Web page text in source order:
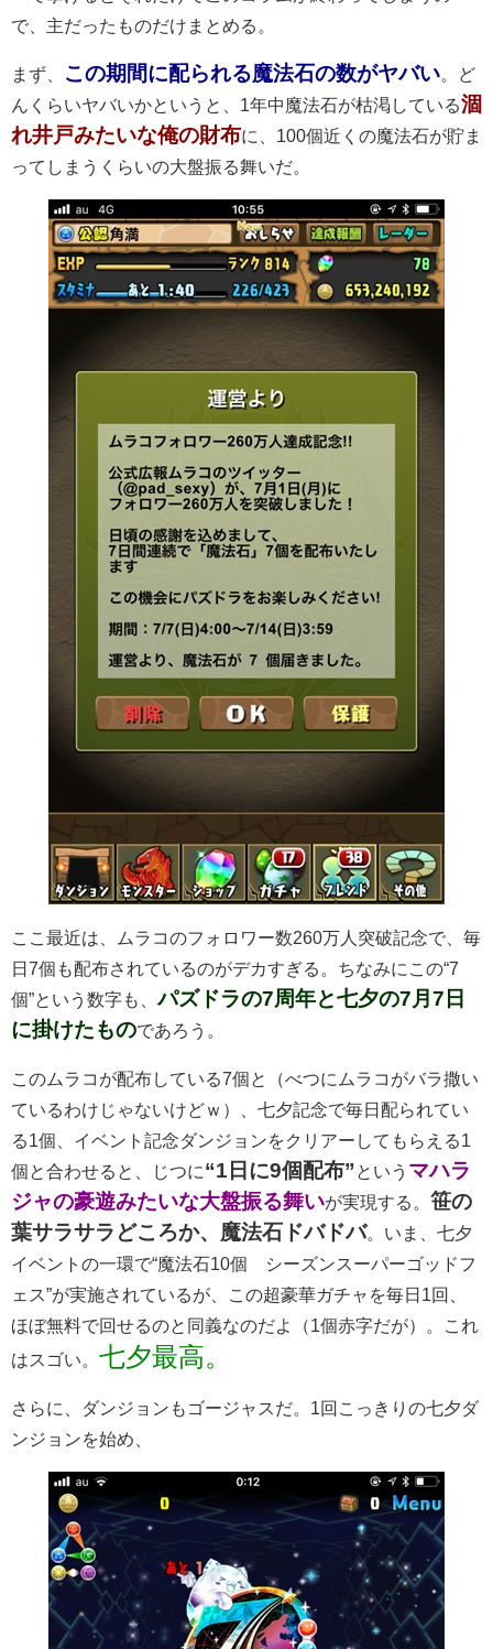
で、主だったものだけまとめる。
まず、 この期間に配られる魔法石の数がヤバい。ど
んくらいヤバいかというと、1年中魔法石が枯渇している涸
れ井戸みたいな俺の財布に、100個近くの魔法石が貯ま
ってしまうくらいの大盤振る舞いだ。
ここ最近は、ムラコのフォロワー数260万人突破記念で、毎
日7個も配布されているのがデカすぎる。ちなみにこの“7
個”という数字も、パズドラの7周年と七夕の7 月 7 日
に掛けたものであろう。
このムラコが配布している7個と（べつにムラコがバラ撒い
ているわけじゃないけどｗ）、七夕記念で毎日配られてい
る1個、イベント記念ダンジョンをクリアーしてもらえる1
個と合わせると、じつに“1 日に9個配布” という マハラ
ジャの豪遊みたいな大盤振る舞いが実現する。 笹の
葉サラサラどころか、魔法石ドバドバ。いま、七夕
イベントの一環で“魔法石10個 シーズンスーパーゴッドフ
ェス”が実施されているが、この超豪華ガチャを毎日1回、
ほぼ無料で回せるのと同義なのだよ（1個赤字だが）。これ
はスゴい。 七夕最高。
さらに、ダンジョンもゴージャスだ。1回こっきりの七夕ダ
ンジョンを始め、